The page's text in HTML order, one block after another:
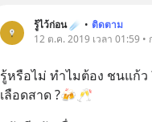
รู้ไว้ก่อน ☄️ • ติดตาม
12 ต.ค. 2019 เวลา 01:59 •
รู้หรือไม่ ทำไมต้อง ชนแก้
เลือดสาด ?🍻🥂